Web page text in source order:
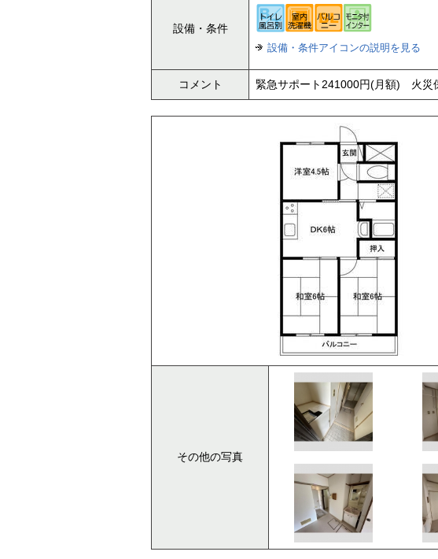
設備・条件
設備・条件アイコンの説明を見る
コメント 緊急サポート241000円(月額) 火災
その他の写真